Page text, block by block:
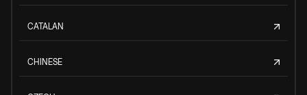
CATALAN
CHINESE